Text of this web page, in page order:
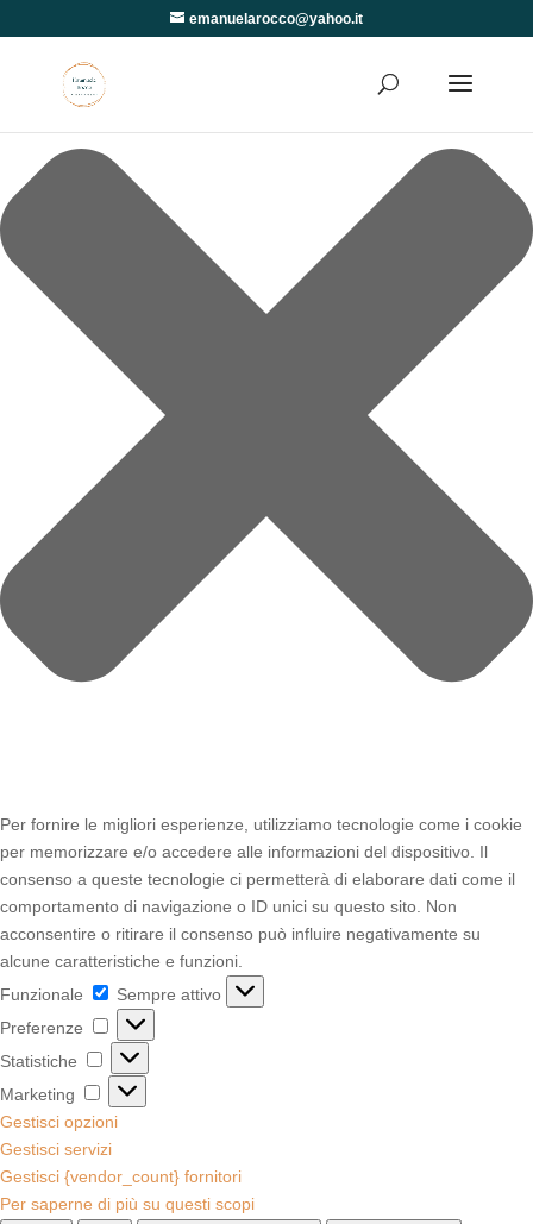
Per fornire le migliori esperienze, utilizziamo tecnologie come i cookie
per memorizzare e/o accedere alle informazioni del dispositivo. Il
consenso a queste tecnologie ci permetterà di elaborare dati come il
comportamento di navigazione o ID unici su questo sito. Non
acconsentire o ritirare il consenso può influire negativamente su
alcune caratteristiche e funzioni.
Funzionale
Funzionale
Sempre attivo
Preferenze
Preferenze
Statistiche Statistiche
Marketing
Marketing
Gestisci opzioni
Gestisci servizi
Gestisci {vendor_count} fornitori
Per saperne di più su questi scopi
emanuelarocco@yahoo.it